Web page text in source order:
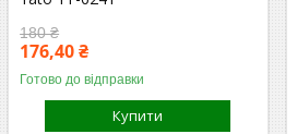
180 ₴
176,40 ₴
Готово до відправки
Купити